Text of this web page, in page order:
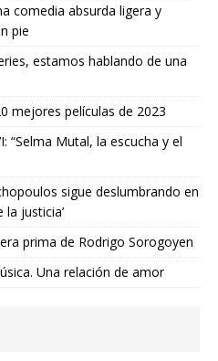
comedia absurda ligera y
pie
estamos hablando de una
mejores películas de 2023
“Selma Mutal, la escucha y el
sigue deslumbrando en
la justicia’
prima de Rodrigo Sorogoyen
Una relación de amor